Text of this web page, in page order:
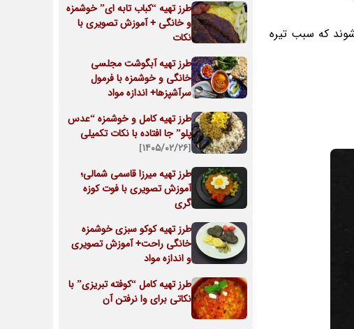
که سبب تیره
طرز تهیه “کباب تابه ای” خوشمزه
و خانگی + آموزش تصویری با
نکات
طرز تهیه آبگوشت مجلسی
خانگی و خوشمزه با فرمول
سرآشپزها+ اندازه مواد
طرز تهیه کامل و خوشمزه “عدس
پلو” جا افتاده با نکات تکمیلی
[۱۴۰۵/۰۲/۲۶]
طرز تهیه میرزا قاسمی شمالی؛
آموزش تصویری با فوت‌ کوزه
گری
طرز تهیه کوکو سبزی خوشمزه
خانگی راحت+ آموزش تصویری
و اندازه مواد
طرز تهیه کامل “کوفته تبریزی” با
نکاتی برای وا نرفتن آن